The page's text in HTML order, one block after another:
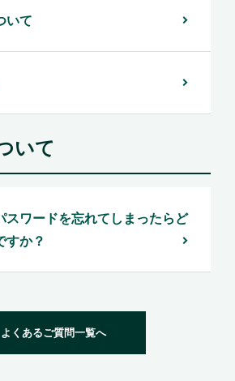
いて
いて
スワードを忘れてしまったらど
すか？
よくあるご質問一覧へ